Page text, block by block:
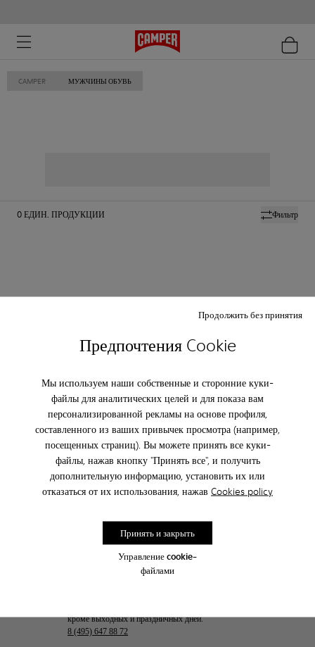
Предпочтения Cookie
Мы используем наши собственные и сторонние куки-
файлы для аналитических целей и для показа вам
персонализированной рекламы на основе профиля,
составленного из ваших привычек просмотра (например,
посещенных страниц). Вы можете принять все куки-
файлы, нажав кнопку "Принять все", и получить
дополнительную информацию, установить их или
отказаться от их использования, нажав Cookies policy
Управление cookie-
файлами
Продолжить без принятия
Принять и закрыть
CAMPER МУЖЧИНЫ ОБУВЬ
Фильтр
0ЕДИН. ПРОДУКЦИИ
ПОДПИШИТЕСЬ И ПОЛУЧИТЕ
Став частью семьи Camper вы получите информацию о новинках,
акциях и промо-кодах раньше всех.
Отдел по работе с клиентами
Если у Вас возникли вопросы, Вы можете связаться с нами
кроме выходных и праздничных дней.
8 (495) 647 88 72